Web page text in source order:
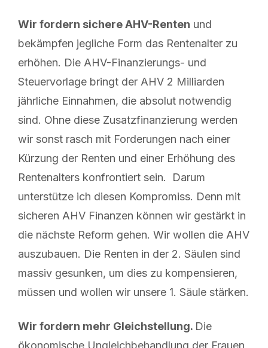
Wir fordern sichere AHV-Renten und
bekämpfen jegliche Form das Rentenalter zu
erhöhen. Die AHV-Finanzierungs- und
Steuervorlage bringt der AHV 2 Milliarden
jährliche Einnahmen, die absolut notwendig
sind. Ohne diese Zusatzfinanzierung werden
wir sonst rasch mit Forderungen nach einer
Kürzung der Renten und einer Erhöhung des
Rentenalters konfrontiert sein. Darum
unterstütze ich diesen Kompromiss. Denn mit
sicheren AHV Finanzen können wir gestärkt in
die nächste Reform gehen. Wir wollen die AHV
auszubauen. Die Renten in der 2. Säulen sind
massiv gesunken, um dies zu kompensieren,
müssen und wollen wir unsere 1. Säule stärken.
Wir fordern mehr Gleichstellung. Die
ökonomische Ungleichbehandlung der Frauen